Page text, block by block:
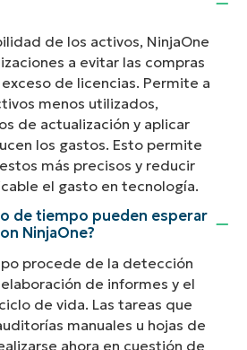
de los activos, NinjaOne
a evitar las compras
de licencias. Permite a
menos utilizados,
de actualización y aplicar
los gastos. Esto permite
más precisos y reducir
el gasto en tecnología.
de tiempo pueden esperar
NinjaOne?
procede de la detección
de informes y el
de vida. Las tareas que
manuales u hojas de
ahora en cuestión de